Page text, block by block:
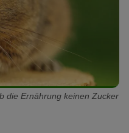
die Ernährung keinen Zucker